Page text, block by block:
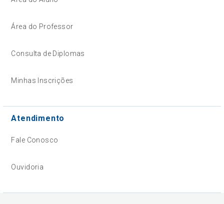
Área do Professor
Consulta de Diplomas
Minhas Inscrições
Atendimento
Fale Conosco
Ouvidoria